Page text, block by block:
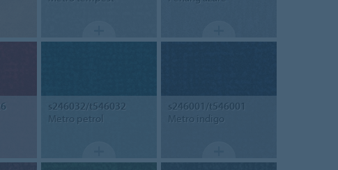
s246032/t546032
Metro petrol
s246001/t546001
Metro indigo